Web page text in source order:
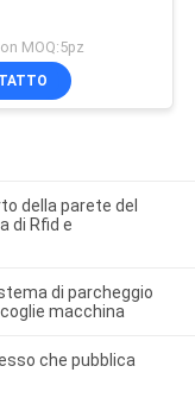
MOQ:5pz
della parete del
di Rfid e
di parcheggio
macchina
che pubblica